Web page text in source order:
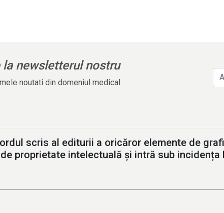
newsletterul nostru
noutati din domeniul medical
scris al editurii a oricăror elemente de
proprietate intelectuală și intră sub incidența